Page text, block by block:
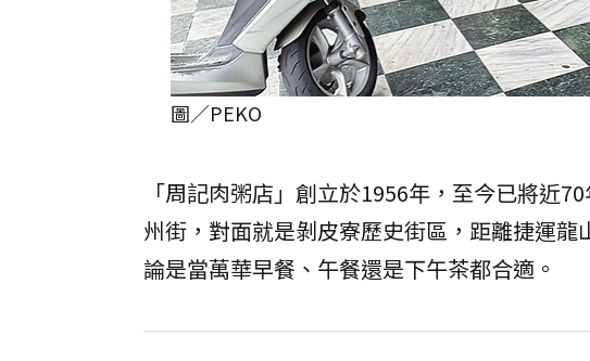
圖／PEKO
「周記肉粥店」創立於1956年，至今已將近
州街，對面就是剝皮寮歷史街區，距離捷運
論是當萬華早餐、午餐還是下午茶都合適。